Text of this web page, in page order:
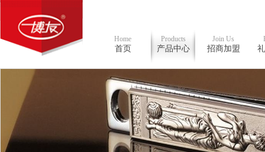
Home
首页
Products
产品中心
Join Us
招商加盟